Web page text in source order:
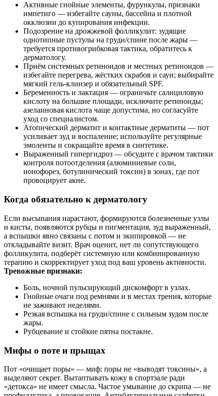
Активные гнойные элементы, фурункулы, признаки
импетиго — избегайте сауны, бассейна и плотной
окклюзии до купирования инфекции.
Подозрение на дрожжевой фолликулит: зудящие
однотипные пустулы на груди/спине после жары —
требуется противогрибковая тактика, обратитесь к
дерматологу.
Приём системных ретиноидов и местных ретиноидов —
избегайте перегрева, жёстких скрабов и саун; выбирайте
мягкий гель‑клинзер и обязательный SPF.
Беременность и лактация — ограничьте салициловую
кислоту на большие площади, исключите ретиноиды;
азелаиновая кислота чаще допустима, но согласуйте
уход со специалистом.
Атопический дерматит и контактные дерматиты — пот
усиливает зуд и воспаление; используйте регулярные
эмоленты и сокращайте время в синтетике.
Выраженный гипергидроз — обсудите с врачом тактики
контроля потоотделения (алюминиевые соли,
ионофорез, ботулинический токсин) в зонах, где пот
провоцирует акне.
Когда обязательно к дерматологу
Если высыпания нарастают, формируются болезненные узлы
и кисты, появляются рубцы и пигментация, зуд выраженный,
а вспышки явно связаны с потом и экипировкой — не
откладывайте визит. Врач оценит, нет ли сопутствующего
фолликулита, подберёт системную или комбинированную
терапию и скорректирует уход под ваш уровень активности.
Тревожные признаки:
Боль, ночной пульсирующий дискомфорт в узлах.
Гнойные очаги под ремнями и в местах трения, которые
не заживают неделями.
Резкая вспышка на груди/спине с сильным зудом после
жары.
Рубцевание и стойкие пятна постакне.
Мифы о поте и прыщах
Пот «очищает поры» — миф: поры не «выводят токсины», а
выделяют секрет. Вытаптывать кожу в спортзале ради
«детокса» не имеет смысла. Частое умывание до скрипа — не